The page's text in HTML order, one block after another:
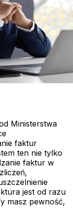
Ministerstwa
faktur
ten nie tylko
faktur w
jest od razu
masz pewność,